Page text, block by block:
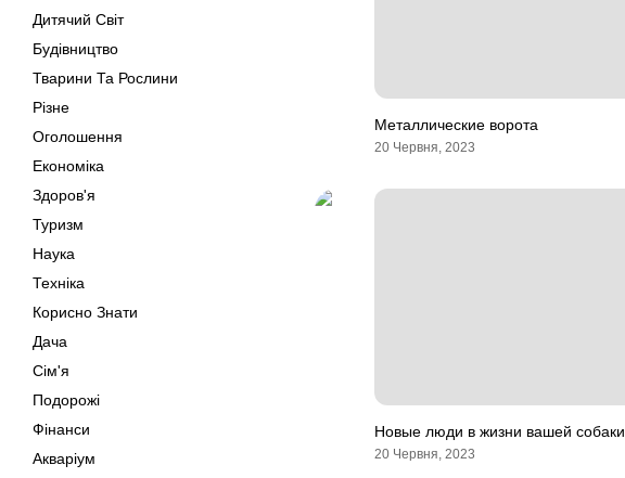
Дитячий Світ
Будівництво
Тварини Та Рослини
Різне
Оголошення
Економіка
Здоров'я
Туризм
Наука
Техніка
Корисно Знати
Дача
Сім'я
Подорожі
Фінанси
Акваріум
Металлические ворота
20 Червня, 2023
Новые люди в жизни вашей собаки.
20 Червня, 2023